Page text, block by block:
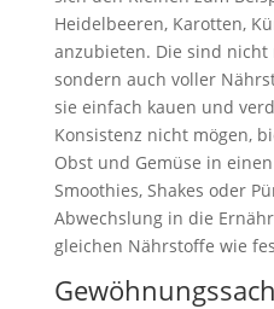
Heidelbeeren, Karotten,
anzubieten. Die sind
sondern auch voller
sie einfach kauen und
Konsistenz nicht mögen,
Obst und Gemüse in
Smoothies, Shakes oder
Abwechslung in die
gleichen Nährstoffe wie